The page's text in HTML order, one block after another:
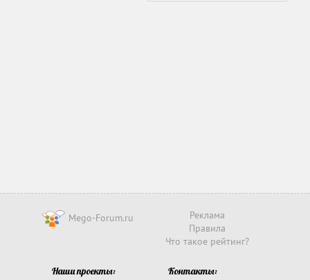
Mego-Forum.ru
Реклама
Правила
Что такое рейтинг?
Наши проекты:
Контакты: